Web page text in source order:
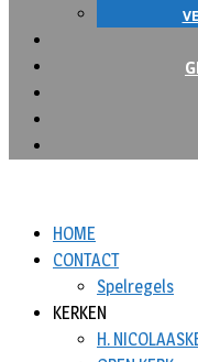
HOME
CONTACT
Spelregels
KERKEN
H.